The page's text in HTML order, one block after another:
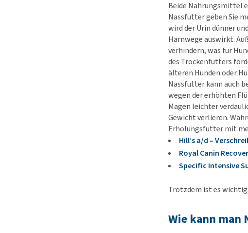
Beide Nahrungsmittel
Nassfutter geben Sie
wird der Urin dünner
Harnwege auswirkt.
verhindern, was für
des Trockenfutters
älteren Hunden oder
Nassfutter kann auch
wegen der erhöhten
Magen leichter
Gewicht verlieren.
Erholungsfutter mit
Hill’s a/d –
Royal Canin
Specific Intensive
Trotzdem ist es
Wie kann man